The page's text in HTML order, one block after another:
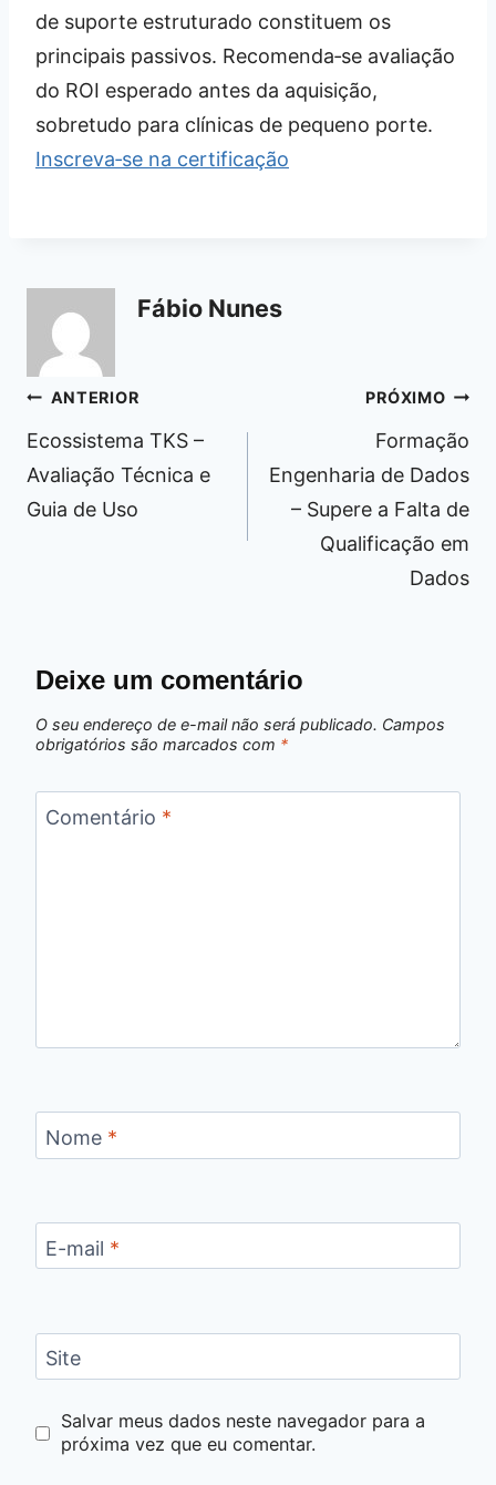
de suporte estruturado constituem os
principais passivos. Recomenda‑se avaliação
do ROI esperado antes da aquisição,
sobretudo para clínicas de pequeno porte.
Inscreva‑se na certificação
Fábio Nunes
Navegação
de
Post
ANTERIOR
Ecossistema TKS –
Avaliação Técnica e
Guia de Uso
PRÓXIMO
Formação
Engenharia de Dados
– Supere a Falta de
Qualificação em
Dados
Deixe um comentário
O seu endereço de e-mail não será publicado. Campos
obrigatórios são marcados com *
Comentário *
Nome *
E-mail *
Site
Salvar meus dados neste navegador para a
próxima vez que eu comentar.